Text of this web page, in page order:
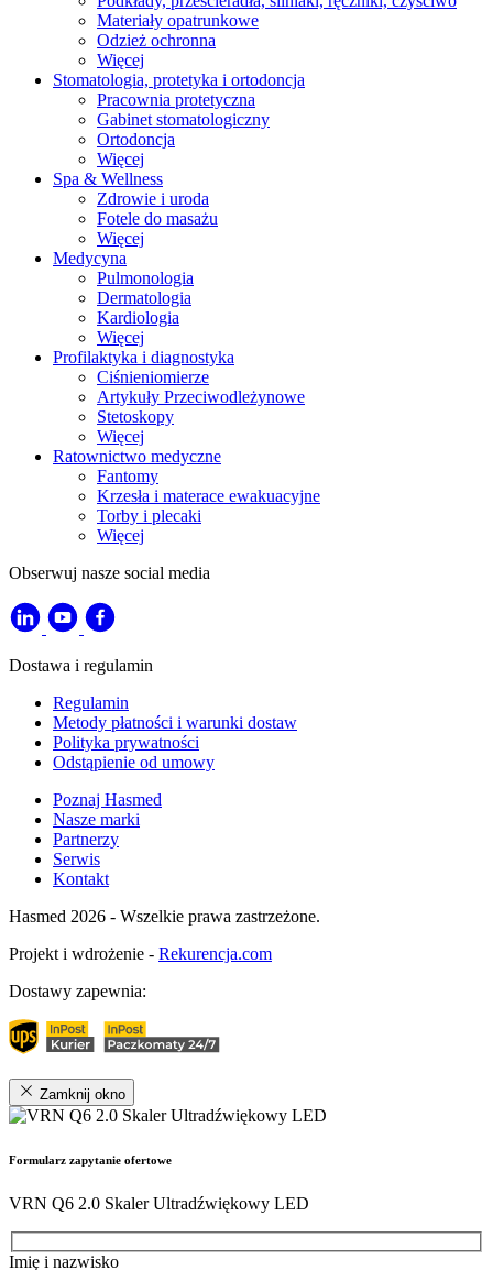
Materiały opatrunkowe
Odzież ochronna
Więcej
Stomatologia, protetyka i ortodoncja
Pracownia protetyczna
Gabinet stomatologiczny
Ortodoncja
Więcej
Spa & Wellness
Zdrowie i uroda
Fotele do masażu
Więcej
Medycyna
Pulmonologia
Dermatologia
Kardiologia
Więcej
Profilaktyka i diagnostyka
Ciśnieniomierze
Artykuły Przeciwodleżynowe
Stetoskopy
Więcej
Ratownictwo medyczne
Fantomy
Krzesła i materace ewakuacyjne
Torby i plecaki
Więcej
Obserwuj nasze social media
Dostawa i regulamin
Regulamin
Metody płatności i warunki dostaw
Polityka prywatności
Odstąpienie od umowy
Poznaj Hasmed
Nasze marki
Partnerzy
Serwis
Kontakt
Hasmed 2026 - Wszelkie prawa zastrzeżone.
Projekt i wdrożenie - Rekurencja.com
Dostawy zapewnia:
Zamknij okno
Formularz zapytanie ofertowe
VRN Q6 2.0 Skaler Ultradźwiękowy LED
Imię i nazwisko